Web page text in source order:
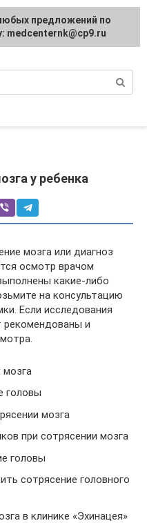
у ребенка
мозга или диагноз
осмотр врачом
какие-либо
на консультацию
Если исследования
рекомендованы и
головы
мозга
при сотрясении мозга
головы
сотрясение головного
в клинике «Эхинацея»
предложений по
medcenternk@cp9.ru